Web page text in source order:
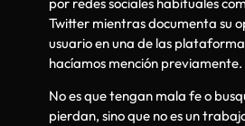
Twitter mientras documenta su
usuario en una de las
hacíamos mención previamente.
No es que tengan mala fe o
pierdan, sino que no es un